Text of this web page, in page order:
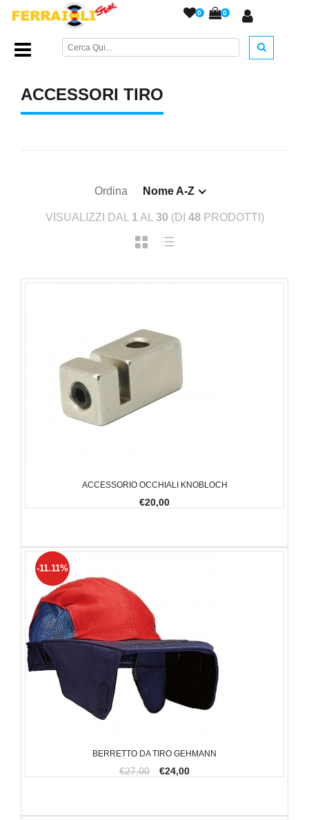
0 0
Home Page/ACCESSORI ARMERIA/Accessori Tiro /
ACCESSORI TIRO
Ordina Nome A-Z
VISUALIZZI DAL 1 AL 30 (DI 48PRODOTTI)
ACCESSORIO OCCHIALI KNOBLOCH
€20,00
BERRETTO DA TIRO GEHMANN
€27,00 €24,00
-11.11%